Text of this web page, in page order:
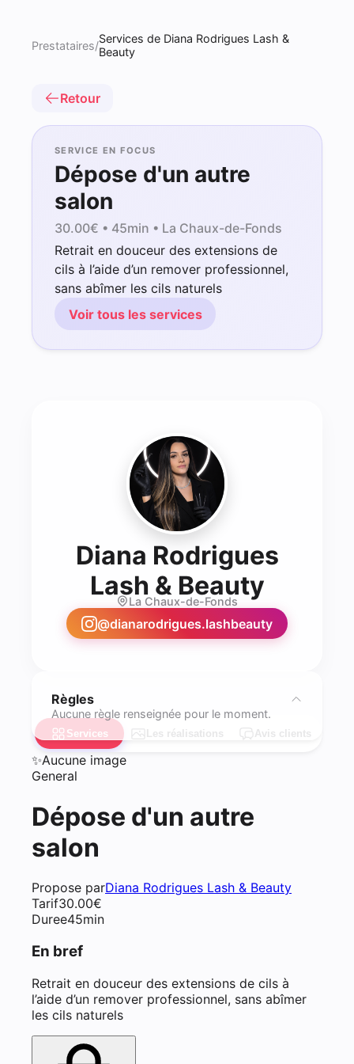
Prestataires/Services de Diana Rodrigues Lash &
Beauty
Retour
SERVICE EN FOCUS
Dépose d'un autre
salon
30.00€ • 45min • La Chaux-de-Fonds
Retrait en douceur des extensions de
cils à l’aide d’un remover professionnel,
sans abîmer les cils naturels
Voir tous les services
Diana Rodrigues
Lash & Beauty- Lash
La Chaux-de-Fonds
@dianarodrigues.lashbeauty
Règles
Aucune règle renseignée pour le moment.
Services Les réalisations Avis clients
✨Aucune image
General
Dépose d'un autre
salon
Propose parDiana Rodrigues Lash & Beauty
Tarif30.00€
Duree45min
En bref
Retrait en douceur des extensions de cils à
l’aide d’un remover professionnel, sans abîmer
les cils naturels